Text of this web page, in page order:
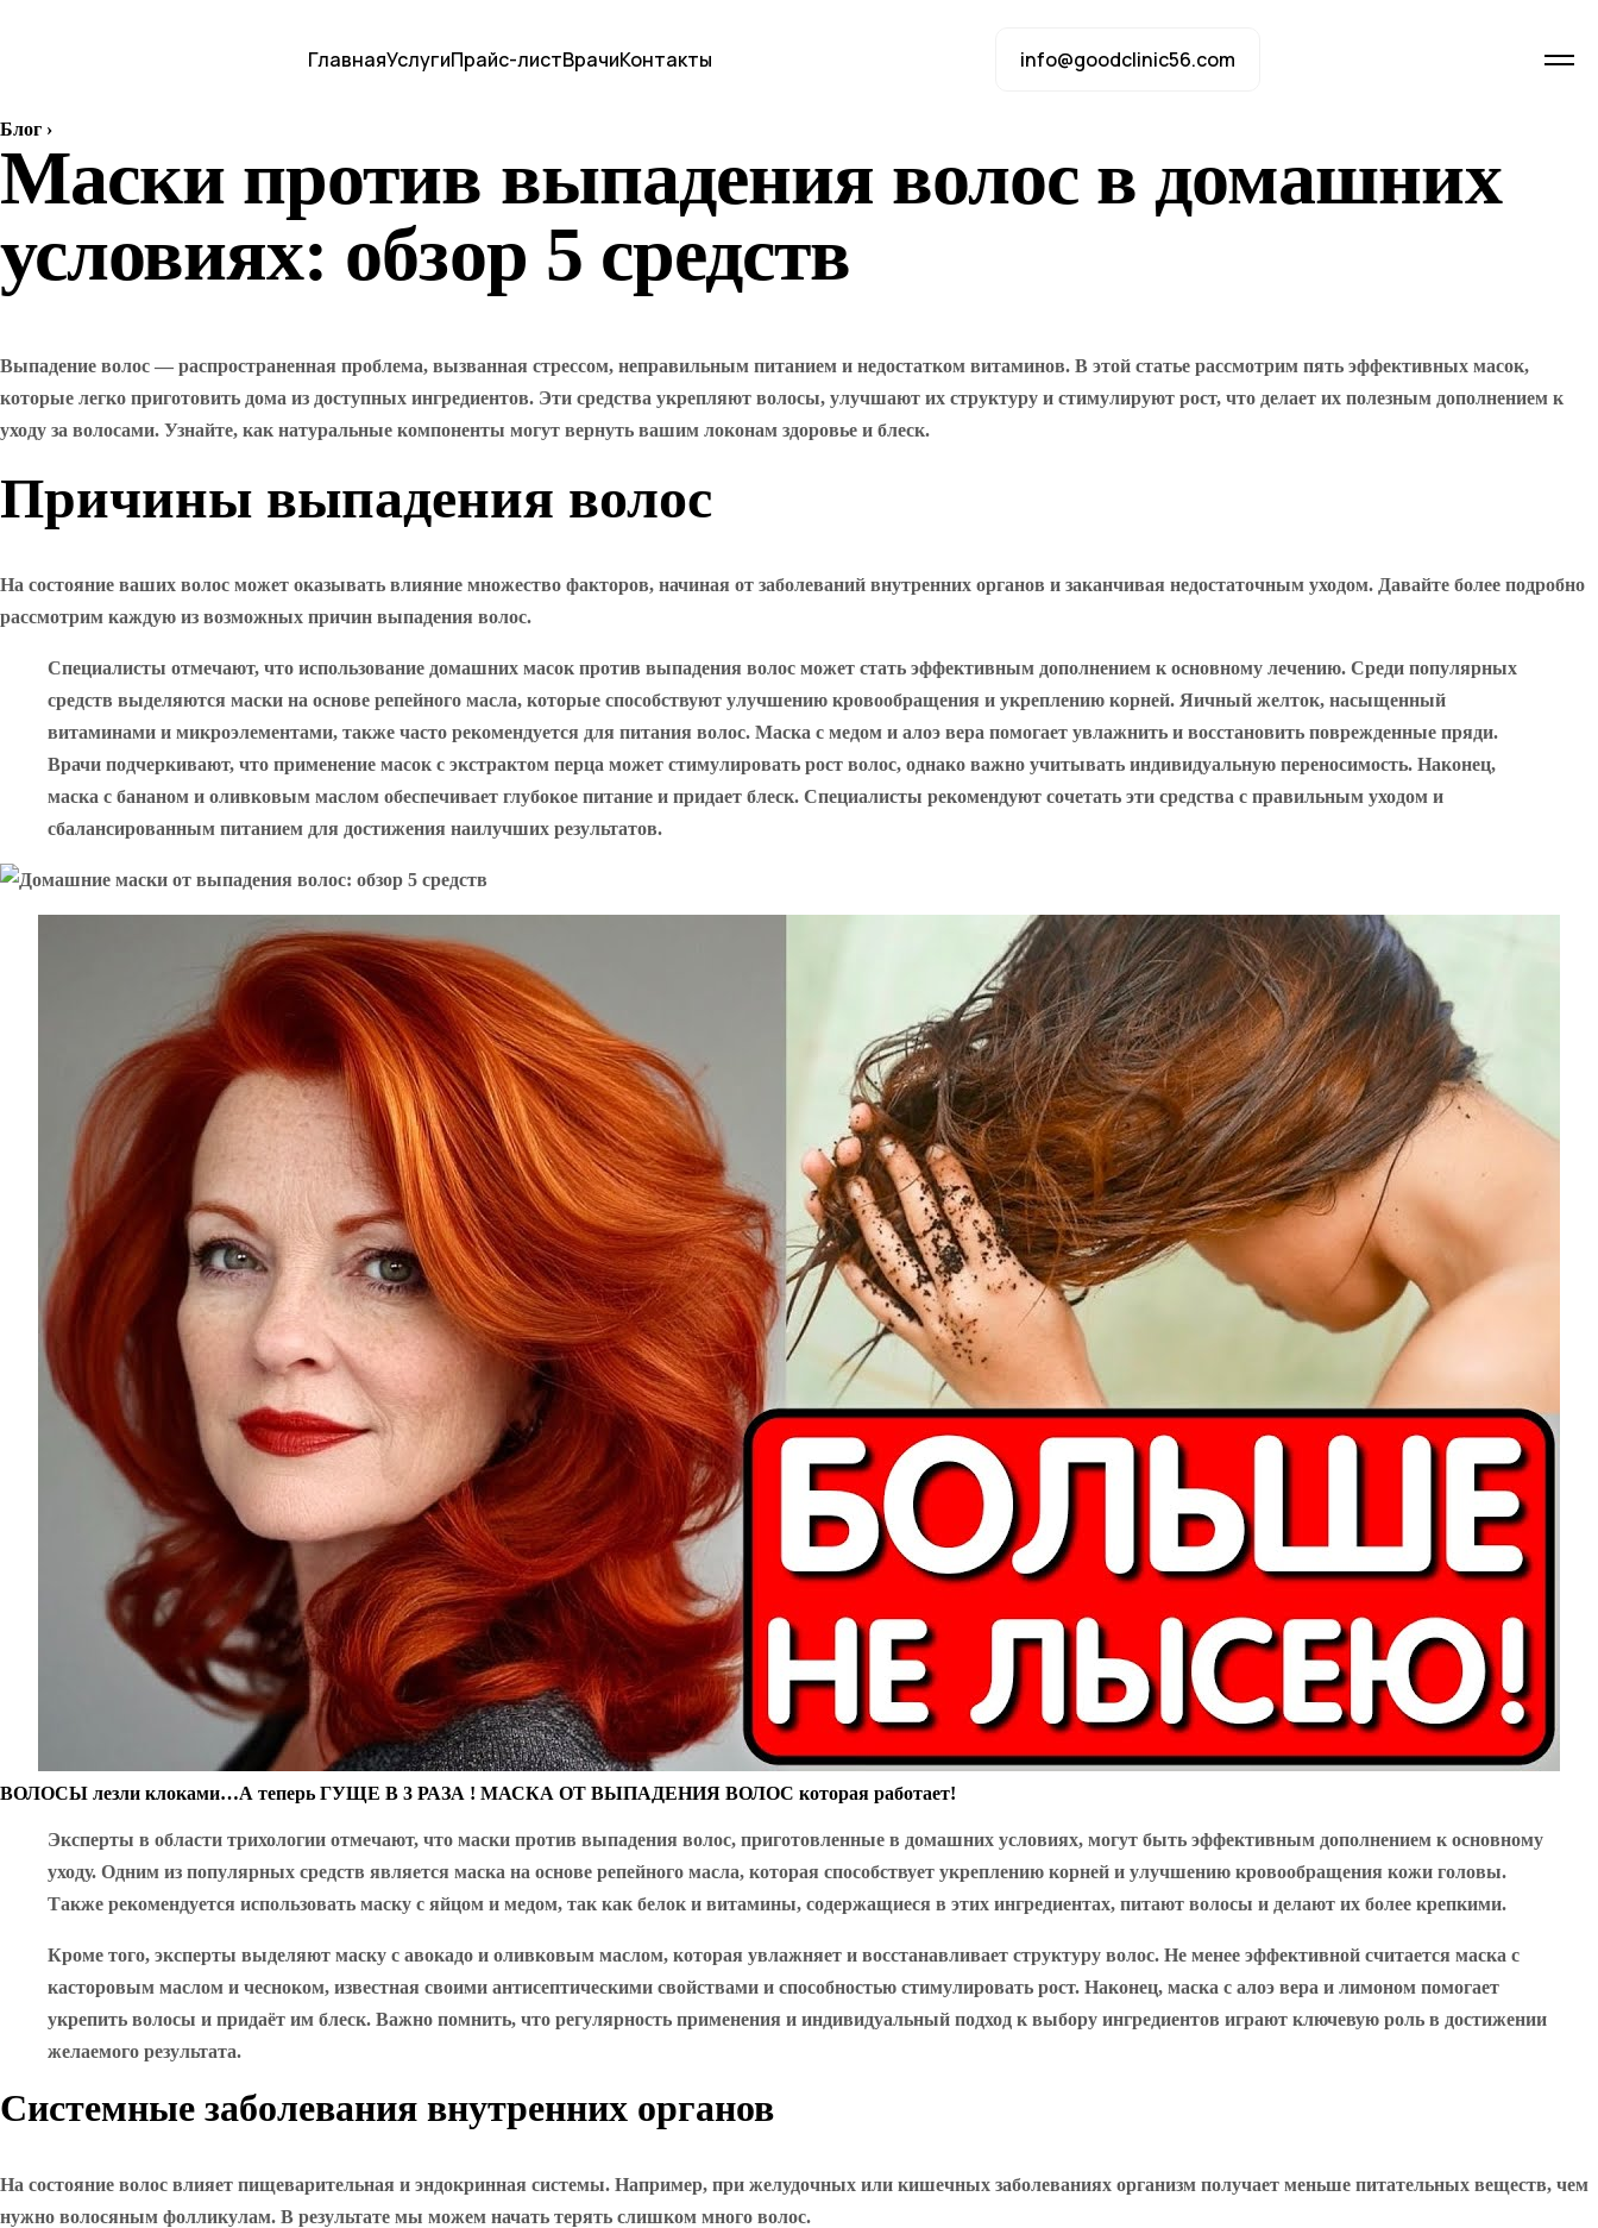
ГлавнаяУслугиПрайс-листВрачиКонтакты info@goodclinic56.com
Блог ›
Маски против выпадения волос в домашних
условиях: обзор 5 средств
Выпадение волос — распространенная проблема, вызванная стрессом, неправильным питанием и недостатком витаминов. В этой статье рассмотрим пять эффективных масок,
которые легко приготовить дома из доступных ингредиентов. Эти средства укрепляют волосы, улучшают их структуру и стимулируют рост, что делает их полезным дополнением к
уходу за волосами. Узнайте, как натуральные компоненты могут вернуть вашим локонам здоровье и блеск.
Причины выпадения волос
На состояние ваших волос может оказывать влияние множество факторов, начиная от заболеваний внутренних органов и заканчивая недостаточным уходом. Давайте более подробно
рассмотрим каждую из возможных причин выпадения волос.
Специалисты отмечают, что использование домашних масок против выпадения волос может стать эффективным дополнением к основному лечению. Среди популярных
средств выделяются маски на основе репейного масла, которые способствуют улучшению кровообращения и укреплению корней. Яичный желток, насыщенный
витаминами и микроэлементами, также часто рекомендуется для питания волос. Маска с медом и алоэ вера помогает увлажнить и восстановить поврежденные пряди.
Врачи подчеркивают, что применение масок с экстрактом перца может стимулировать рост волос, однако важно учитывать индивидуальную переносимость. Наконец,
маска с бананом и оливковым маслом обеспечивает глубокое питание и придает блеск. Специалисты рекомендуют сочетать эти средства с правильным уходом и
сбалансированным питанием для достижения наилучших результатов.
ВОЛОСЫ лезли клоками…А теперь ГУЩЕ В 3 РАЗА ! МАСКА ОТ ВЫПАДЕНИЯ ВОЛОС которая работает!
Эксперты в области трихологии отмечают, что маски против выпадения волос, приготовленные в домашних условиях, могут быть эффективным дополнением к основному
уходу. Одним из популярных средств является маска на основе репейного масла, которая способствует укреплению корней и улучшению кровообращения кожи головы.
Также рекомендуется использовать маску с яйцом и медом, так как белок и витамины, содержащиеся в этих ингредиентах, питают волосы и делают их более крепкими.
Кроме того, эксперты выделяют маску с авокадо и оливковым маслом, которая увлажняет и восстанавливает структуру волос. Не менее эффективной считается маска с
касторовым маслом и чесноком, известная своими антисептическими свойствами и способностью стимулировать рост. Наконец, маска с алоэ вера и лимоном помогает
укрепить волосы и придаёт им блеск. Важно помнить, что регулярность применения и индивидуальный подход к выбору ингредиентов играют ключевую роль в достижении
желаемого результата.
Системные заболевания внутренних органов
На состояние волос влияет пищеварительная и эндокринная системы. Например, при желудочных или кишечных заболеваниях организм получает меньше питательных веществ, чем
нужно волосяным фолликулам. В результате мы можем начать терять слишком много волос.